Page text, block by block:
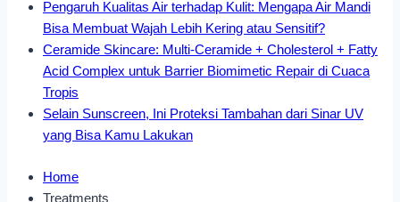
Pengaruh Kualitas Air terhadap Kulit: Mengapa Air Mandi
Bisa Membuat Wajah Lebih Kering atau Sensitif?
Ceramide Skincare: Multi-Ceramide + Cholesterol + Fatty
Acid Complex untuk Barrier Biomimetic Repair di Cuaca
Tropis
Selain Sunscreen, Ini Proteksi Tambahan dari Sinar UV
yang Bisa Kamu Lakukan
Home
Treatments